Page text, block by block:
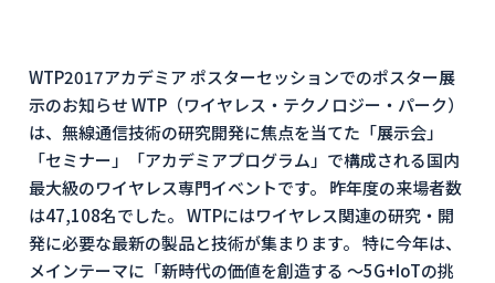
WTP2017アカデミア ポスターセッションでのポスター展
示のお知らせ WTP（ワイヤレス・テクノロジー・パーク）
は、無線通信技術の研究開発に焦点を当てた「展示会」
「セミナー」「アカデミアプログラム」で構成される国内
最大級のワイヤレス専門イベントです。 昨年度の来場者数
は47,108名でした。 WTPにはワイヤレス関連の研究・開
発に必要な最新の製品と技術が集まります。 特に今年は、
メインテーマに「新時代の価値を創造する 〜5G+IoTの挑